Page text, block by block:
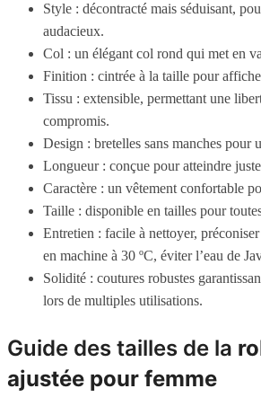
Style : décontracté mais séduisant,
audacieux.
Col : un élégant col rond qui met en
Finition : cintrée à la taille pour
Tissu : extensible, permettant une
compromis.
Design : bretelles sans manches pour
Longueur : conçue pour atteindre
Caractère : un vêtement confortable
Taille : disponible en tailles pour
Entretien : facile à nettoyer,
en machine à 30 ºC, éviter l’eau de
Solidité : coutures robustes
lors de multiples utilisations.
Guide des tailles de la
ajustée pour femme